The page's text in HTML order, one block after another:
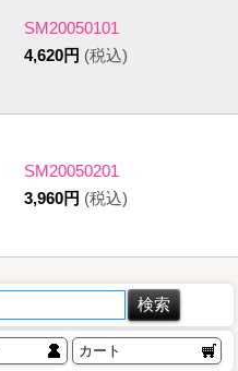
SM20050101
4,620円 (税込)
SM20050201
3,960円 (税込)
カート